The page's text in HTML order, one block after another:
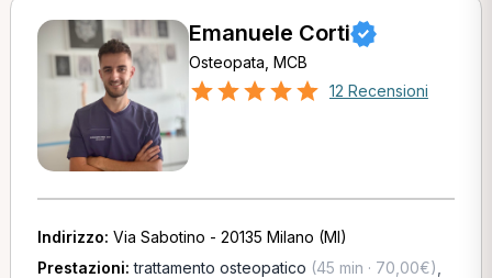
Emanuele Corti
Osteopata, MCB
12 Recensioni
Indirizzo: Via Sabotino - 20135 Milano (MI)
Prestazioni:trattamento osteopatico (45 min · 70,00€)